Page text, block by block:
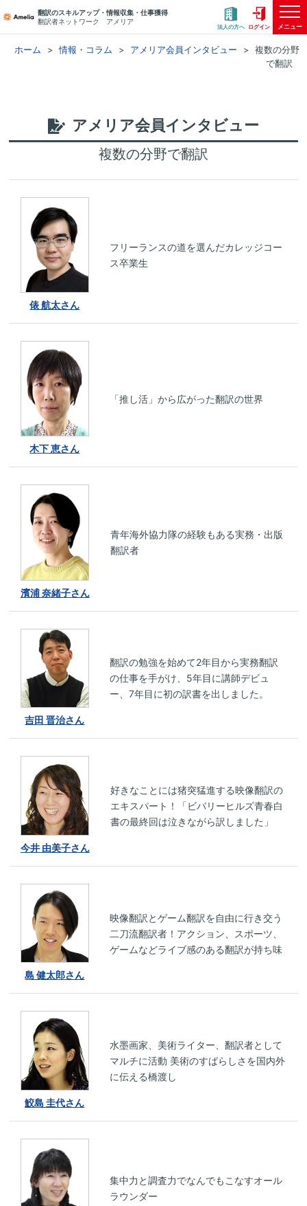
翻訳のスキルアップ・情報収集・仕事獲得
翻訳者ネットワーク アメリア
法人の方へ ログイン メニュー
ホーム 情報・コラム アメリア会員インタビュー
複数の分野
で翻訳
アメリア会員インタビュー
複数の分野で翻訳
俵 航太さん
フリーランスの道を選んだカレッジコー
ス卒業生
木下 恵さん
「推し活」から広がった翻訳の世界
濱浦 奈緒子さん
青年海外協力隊の経験もある実務・出版
翻訳者
吉田 晋治さん
翻訳の勉強を始めて2年目から実務翻訳
の仕事を手がけ、5年目に講師デビュ
ー、7年目に初の訳書を出しました。
今井 由美子さん
好きなことには猪突猛進する映像翻訳の
エキスパート！「ビバリーヒルズ青春白
書の最終回は泣きながら訳しました」
島 健太郎さん
映像翻訳とゲーム翻訳を自由に行き交う
二刀流翻訳者！アクション、スポーツ、
ゲームなどライブ感のある翻訳が持ち味
鮫島 圭代さん
水墨画家、美術ライター、翻訳者として
マルチに活動 美術のすばらしさを国内外
に伝える橋渡し
集中力と調査力でなんでもこなすオール
ラウンダー